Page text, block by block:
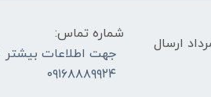
سفارشات جدید ، یکشنبه ۱۸ مرداد ارسال
شماره تماس:
جهت اطلاعات بیشتر
۰۹۱۶۸۸۸۹۹۲۴